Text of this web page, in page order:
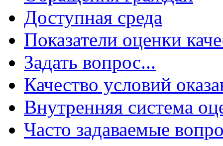
Доступная среда
Показатели оценки
Задать вопрос...
Качество условий
Внутренняя система
Часто задаваемые